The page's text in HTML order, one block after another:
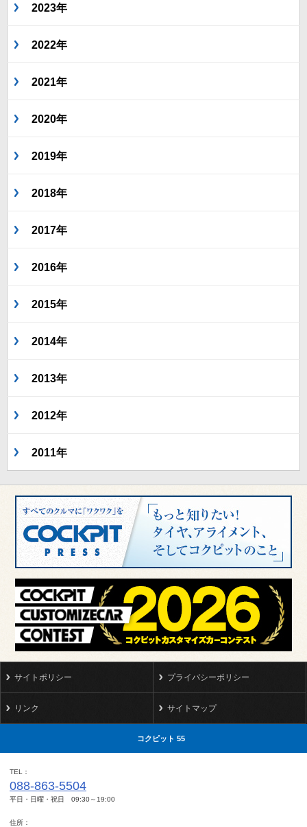
2023年
2022年
2021年
2020年
2019年
2018年
2017年
2016年
2015年
2014年
2013年
2012年
2011年
サイトポリシー プライバシーポリシー
リンク サイトマップ
コクピット 55
TEL
088-863-5504
平日・日曜・祝日 09:30～19:00
住所